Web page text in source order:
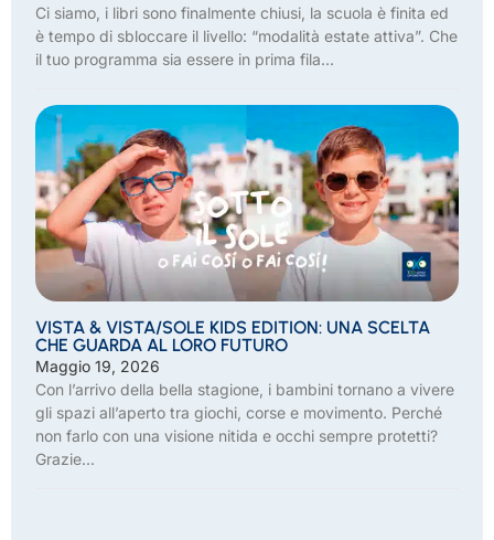
Ci siamo, i libri sono finalmente chiusi, la scuola è finita ed
è tempo di sbloccare il livello: “modalità estate attiva”. Che
il tuo programma sia essere in prima fila...
VISTA & VISTA/SOLE KIDS EDITION: UNA SCELTA
CHE GUARDA AL LORO FUTURO
Maggio 19, 2026
Con l’arrivo della bella stagione, i bambini tornano a vivere
gli spazi all’aperto tra giochi, corse e movimento. Perché
non farlo con una visione nitida e occhi sempre protetti?
Grazie...